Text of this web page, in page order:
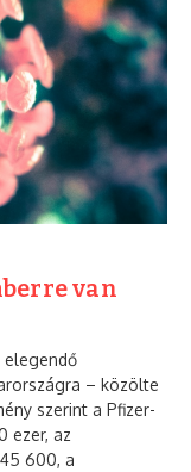
van
elegendő
– közölte
szerint a Pfizer-
ezer, az
600, a